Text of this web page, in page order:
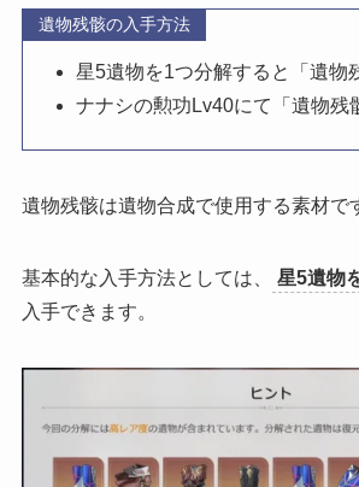
遺物残骸の入手方法
星5遺物を1つ分解すると「遺物
ナナシの勲功Lv40にて「遺物残
遺物残骸は遺物合成で使用する素材で
基本的な入手方法としては、 星5遺物
入手できます。